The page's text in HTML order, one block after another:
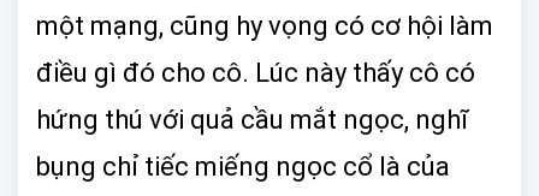
một mạng, cũng hy vọng có cơ hội làm
điều gì đó cho cô. Lúc này thấy cô có
hứng thú với quả cầu mắt ngọc, nghĩ
bụng chỉ tiếc miếng ngọc cổ là của